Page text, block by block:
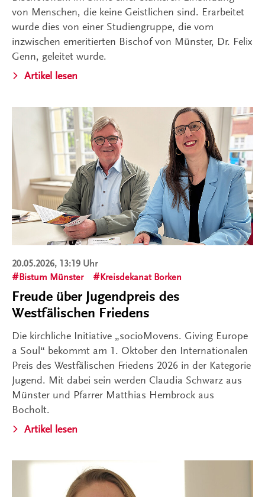
von Menschen, die keine Geistlichen sind. Erarbeitet
wurde dies von einer Studiengruppe, die vom
inzwischen emeritierten Bischof von Münster, Dr. Felix
Genn, geleitet wurde.
Artikel lesen
20.05.2026, 13:19 Uhr
Bistum Münster
Kreisdekanat Borken
Freude über Jugendpreis des
Westfälischen Friedens
Die kirchliche Initiative „socioMovens. Giving Europe
a Soul“ bekommt am 1. Oktober den Internationalen
Preis des Westfälischen Friedens 2026 in der Kategorie
Jugend. Mit dabei sein werden Claudia Schwarz aus
Münster und Pfarrer Matthias Hembrock aus
Bocholt.
Artikel lesen